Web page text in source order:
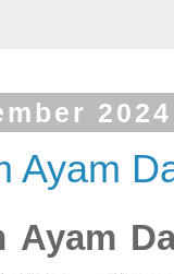
2024
Ayam
Ayam